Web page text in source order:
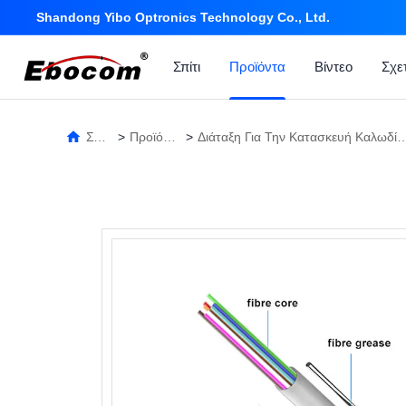
Shandong Yibo Optronics Technology Co., Ltd.
Σπίτι Προϊόντα Βίντεο
> Προϊόντα >